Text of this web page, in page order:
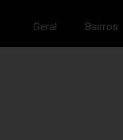
Geral Bairros